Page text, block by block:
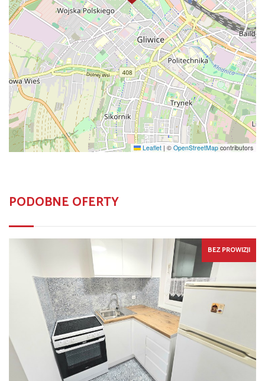
Leaflet | © OpenStreetMap contributors
PODOBNE OFERTY
BEZ PROWIZJI